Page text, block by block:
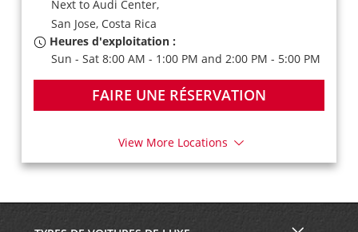
Next to Audi Center,
San Jose, Costa Rica
Heures d'exploitation :
Sun - Sat 8:00 AM - 1:00 PM and 2:00 PM - 5:00 PM
FAIRE UNE RÉSERVATION
View More Locations